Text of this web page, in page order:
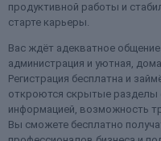
продуктивной работы и
старте карьеры.
Вас ждёт адекватное
администрация и уютная,
Регистрация бесплатна и
откроются скрытые разделы
информацией, возможность
Вы сможете бесплатно